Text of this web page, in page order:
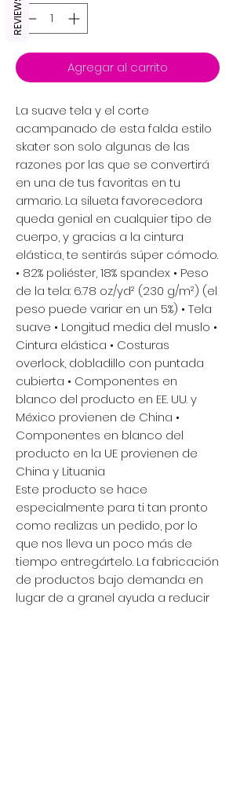
Agregar al carrito
La suave tela y el corte
acampanado de esta falda estilo
skater son solo algunas de las
razones por las que se convertirá
en una de tus favoritas en tu
armario. La silueta favorecedora
queda genial en cualquier tipo de
cuerpo, y gracias a la cintura
elástica, te sentirás súper cómodo.
• 82% poliéster, 18% spandex • Peso
de la tela: 6.78 oz/yd² (230 g/m²) (el
peso puede variar en un 5%) • Tela
suave • Longitud media del muslo •
Cintura elástica • Costuras
overlock, dobladillo con puntada
cubierta • Componentes en
blanco del producto en EE. UU. y
México provienen de China •
Componentes en blanco del
producto en la UE provienen de
China y Lituania
Este producto se hace
especialmente para ti tan pronto
como realizas un pedido, por lo
que nos lleva un poco más de
tiempo entregártelo. La fabricación
de productos bajo demanda en
lugar de a granel ayuda a reducir
REVIEWS